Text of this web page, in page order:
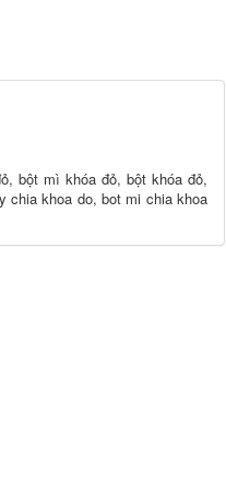
bột mì khóa đỏ, bột khóa đỏ,
chia khoa do, bot mi chia khoa